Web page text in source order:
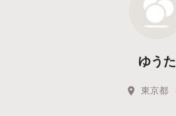
ゆうた
東京都